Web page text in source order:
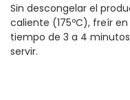
Sin descongelar el
caliente (175ºC), freír
tiempo de 3 a 4
servir.